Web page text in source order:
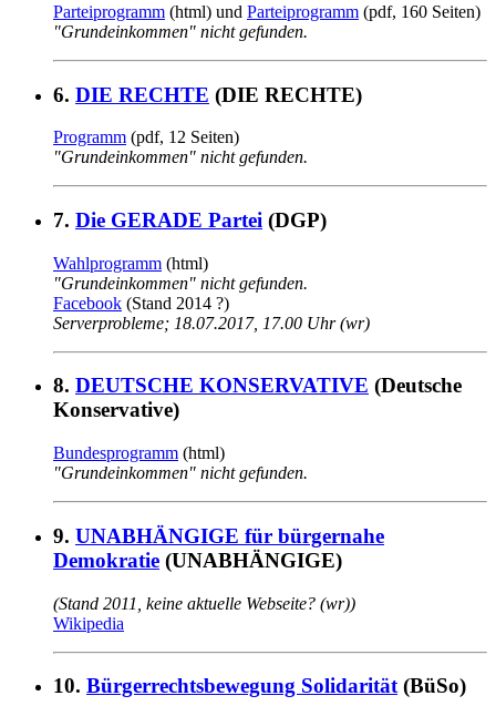
Parteiprogramm (html) und Parteiprogramm (pdf, 160 Seiten)
"Grundeinkommen" nicht gefunden.
6. DIE RECHTE (DIE RECHTE)
Programm (pdf, 12 Seiten)
"Grundeinkommen" nicht gefunden.
7. Die GERADE Partei (DGP)
Wahlprogramm (html)
"Grundeinkommen" nicht gefunden.
Facebook (Stand 2014 ?)
Serverprobleme; 18.07.2017, 17.00 Uhr (wr)
8. DEUTSCHE KONSERVATIVE (Deutsche
Konservative)
Bundesprogramm (html)
"Grundeinkommen" nicht gefunden.
9. UNABHÄNGIGE für bürgernahe
Demokratie (UNABHÄNGIGE)
(Stand 2011, keine aktuelle Webseite? (wr))
Wikipedia
10. Bürgerrechtsbewegung Solidarität(BüSo)